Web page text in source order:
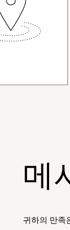
메
귀하의 만족